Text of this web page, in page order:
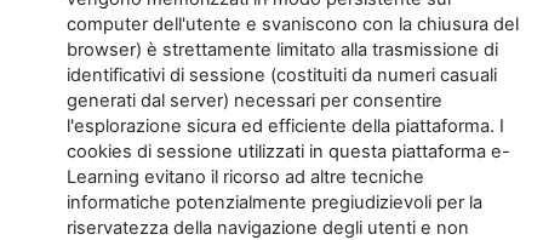
computer dell'utente e svaniscono con la chiusura del
browser) è strettamente limitato alla trasmissione di
identificativi di sessione (costituiti da numeri casuali
generati dal server) necessari per consentire
l'esplorazione sicura ed efficiente della piattaforma. I
cookies di sessione utilizzati in questa piattaforma e-
Learning evitano il ricorso ad altre tecniche
informatiche potenzialmente pregiudizievoli per la
riservatezza della navigazione degli utenti e non